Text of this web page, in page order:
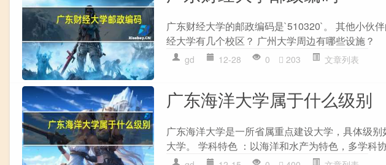
广东财经大学的邮政编码是`510320`。 其他小伙
经大学有几个校区？ 广州大学周边有哪些设施？
gd 12-28 0 203 文章列表
广东海洋大学属于什么级别
广东海洋大学是一所省属重点建设大学，具体级
大学。 学科特色 ：以海洋和水产为特色，多学科